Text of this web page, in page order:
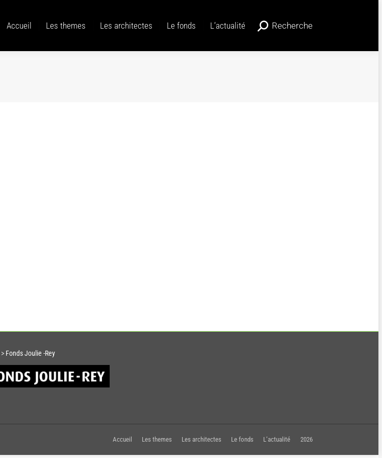
Accueil Les themes Les architectes Le fonds L’actualité
Recherche
Recherche
> Fonds Joulie -Rey
Accueil Les themes Les architectes Le fonds L’actualité 2026